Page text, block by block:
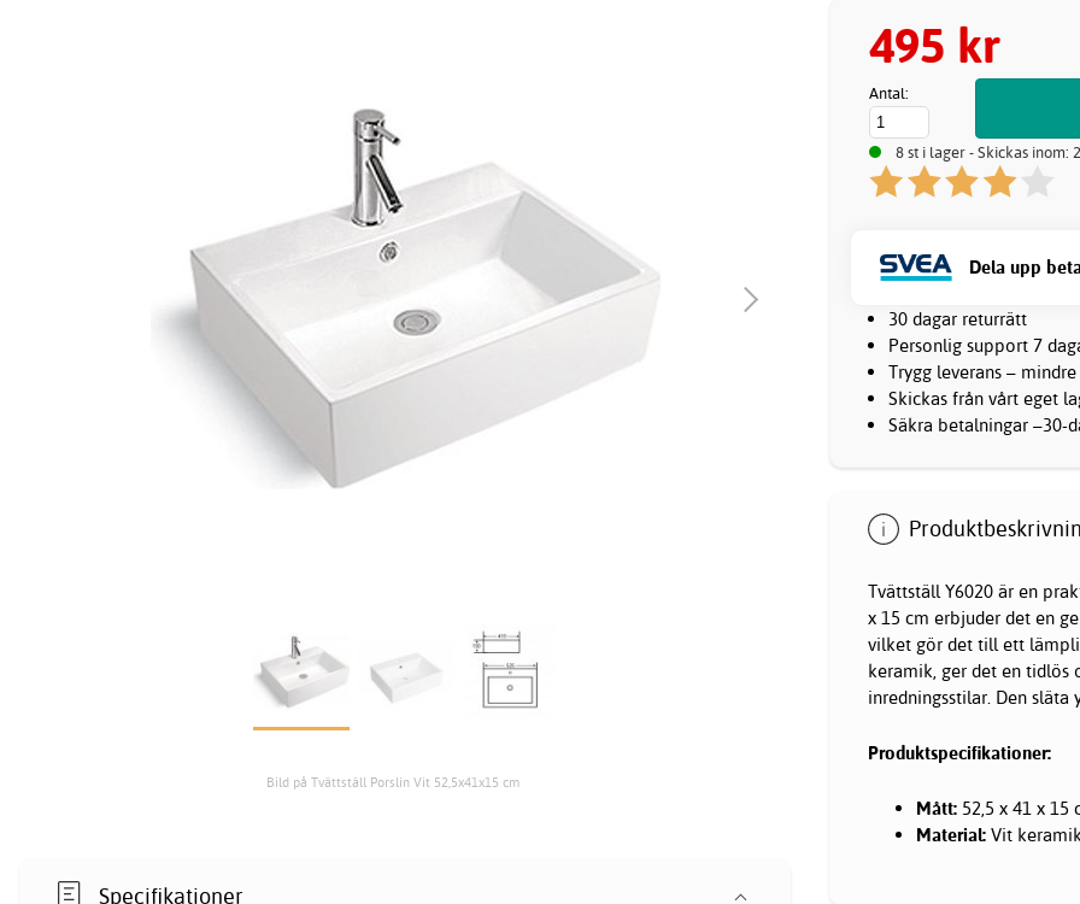
Bild på Tvättställ Porslin Vit 52,5x41x15 cm
495 kr
Antal:
8 st i lager - Skickas inom:
Dela upp
30 dagar returrätt
Personlig support 7
Trygg leverans –
Skickas från vårt eget
Säkra betalningar –30-
Tvättställ Y6020 är en
x 15 cm erbjuder det en
vilket gör det till ett
keramik, ger det en tidlös
inredningsstilar. Den
Produktspecifikationer:
Mått: 52,5 x 41 x 15
Material: Vit
Specifikationer